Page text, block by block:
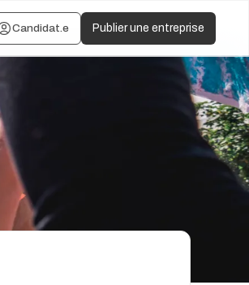
Candidat.e Publier une entreprise